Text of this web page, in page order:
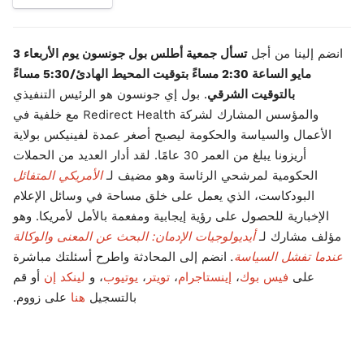
انضم إلينا من أجل
تسأل جمعية أطلس بول جونسون يوم الأربعاء 3
مايو الساعة 2:30 مساءً بتوقيت المحيط الهادئ/5:30 مساءً
بالتوقيت الشرقي. بول إي جونسون هو الرئيس التنفيذي
والمؤسس المشارك لشركة Redirect Health مع خلفية في
الأعمال والسياسة والحكومة ليصبح أصغر عمدة لفينيكس بولاية
أريزونا يبلغ من العمر 30 عامًا. لقد أدار العديد من الحملات
الحكومية لمرشحي الرئاسة وهو مضيف لـالأمريكي المتفائل
البودكاست، الذي يعمل على خلق مساحة في وسائل الإعلام
الإخبارية للحصول على رؤية إيجابية ومفعمة بالأمل لأمريكا. وهو
مؤلف مشارك لـأيديولوجيات الإدمان: البحث عن المعنى والوكالة
عندما تفشل السياسة. انضم إلى المحادثة واطرح أسئلتك مباشرة
على فيس بوك، إينستاجرام، تويتر ، يوتيوب، و لينكد إن أو قم
بالتسجيل هنا على زووم.